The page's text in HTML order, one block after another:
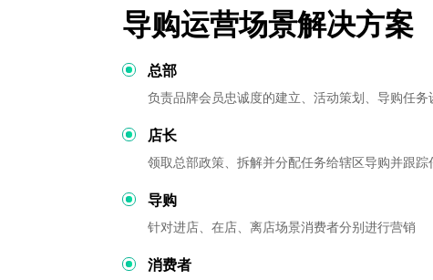
导购运营场景解决方案
总部
负责品牌会员忠诚度的建立、活动策划、导购任
店长
领取总部政策、拆解并分配任务给辖区导购并跟
导购
针对进店、在店、离店场景消费者分别进行营销
消费者